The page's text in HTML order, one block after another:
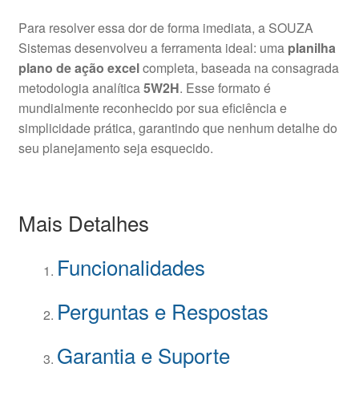
Para resolver essa dor de forma imediata, a SOUZA
Sistemas desenvolveu a ferramenta ideal: uma planilha
plano de ação excelcompleta, baseada na consagrada
metodologia analítica5W2H. Esse formato é
mundialmente reconhecido por sua eficiência e
simplicidade prática, garantindo que nenhum detalhe do
seu planejamento seja esquecido.
Mais Detalhes
Funcionalidades
Perguntas e Respostas
Garantia e Suporte